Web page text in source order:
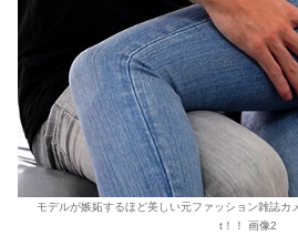
モデルが嫉妬するほど美しい元ファッション雑誌カ
t！！ 画像2